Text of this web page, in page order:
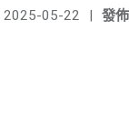
發
2025-05-22
|